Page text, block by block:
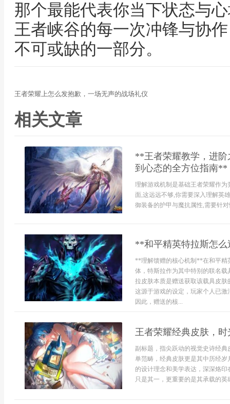
那个最能代表你当下状态与
王者峡谷的每一次冲锋与协
不可或缺的一部分。
王者荣耀上怎么发抱歉，一场无声的战场礼仪
相关文章
**王者荣耀教学，进
到心态的全方位指南**
理解游戏机制是基础王者荣耀作
面,这远远不够,你需要深入理解英
御装备的护甲与魔抗属性,需要针
**和平精英特拉斯怎
**理解馈赠的核心机制**在和平精
体，特斯拉作为其中特别的联名
拉皮肤本质是赠送获取该载具皮肤
这源于游戏的设定，玩家个人已
因此，赠送的核...
王者荣耀经典皮肤，
副标题，指尖跃动的视觉史诗经
单范畴，经典皮肤更是其中历经
的设计理念和美学表达，深深烙
只是其一，更重要的是其承载的